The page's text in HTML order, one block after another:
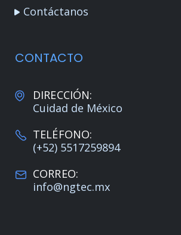
Contáctanos
CONTACTO
DIRECCIÓN:
Cuidad de México
TELÉFONO:
(+52) 5517259894
CORREO:
info@ngtec.mx